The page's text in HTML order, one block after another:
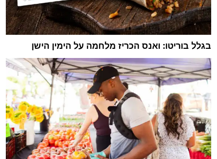
בגלל בוריטו: ואנס הכריז מלחמה על הימין הישן